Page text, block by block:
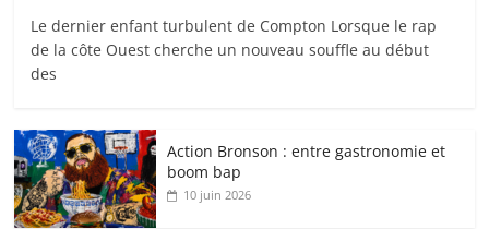
Le dernier enfant turbulent de Compton Lorsque le rap
de la côte Ouest cherche un nouveau souffle au début
des
Action Bronson : entre gastronomie et
boom bap
10 juin 2026